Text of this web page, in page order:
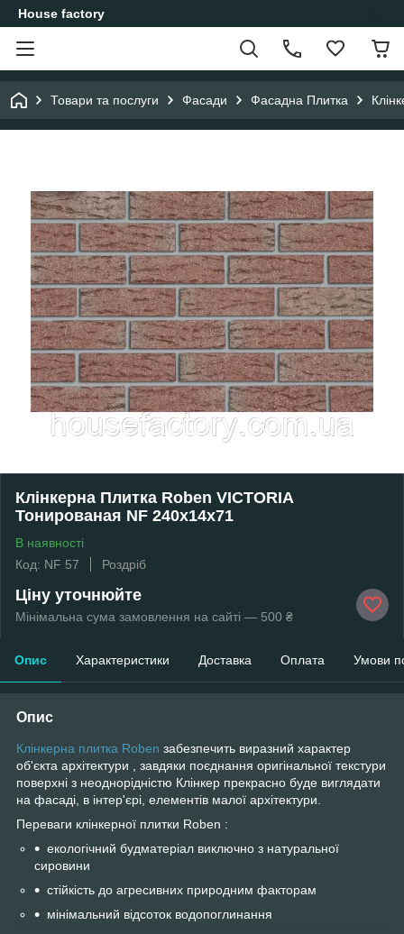
House factory
Товари та послуги Фасади Фасадна Плитка
Клінкерна Плитка Roben VICTORIA
Тонированая NF 240x14x71
В наявності
Код: NF 57
Роздріб
Ціну уточнюйте
Мінімальна сума замовлення на сайті — 500 ₴
Опис Характеристики Доставка Оплата Умови
Опис
Клінкерна плитка Roben забезпечить виразний характер
об'єкта архітектури , завдяки поєднання оригінальної текстури
поверхні з неоднорідністю Клінкер прекрасно буде виглядати
на фасаді, в інтер'єрі, елементів малої архітектури.
Переваги клінкерної плитки Roben :
екологічний будматеріал виключно з натуральної
сировини
стійкість до агресивних природним факторам
мінімальний відсоток водопоглинання